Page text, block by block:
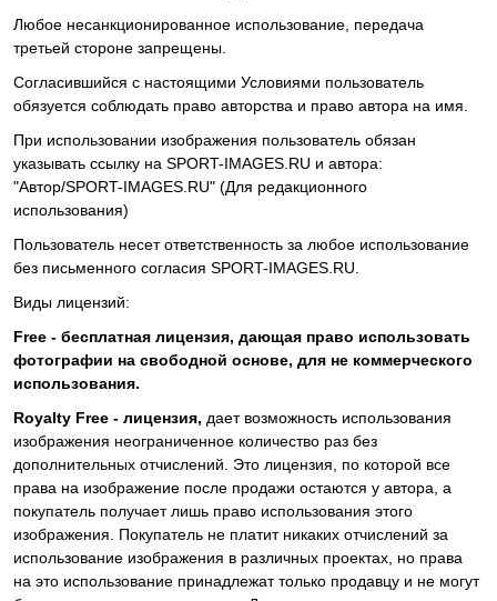
Любое несанкционированное использование, передача
третьей стороне запрещены.
Согласившийся с настоящими Условиями пользователь
обязуется соблюдать право авторства и право автора на имя.
При использовании изображения пользователь обязан
указывать ссылку на SPORT-IMAGES.RU и автора:
"Автор/SPORT-IMAGES.RU" (Для редакционного
использования)
Пользователь несет ответственность за любое использование
без письменного согласия SPORT-IMAGES.RU.
Виды лицензий:
Free - бесплатная лицензия, дающая право использовать
фотографии на свободной основе, для не коммерческого
использования.
Royalty Free - лицензия, дает возможность использования
изображения неограниченное количество раз без
дополнительных отчислений. Это лицензия, по которой все
права на изображение после продажи остаются у автора, а
покупатель получает лишь право использования этого
изображения. Покупатель не платит никаких отчислений за
использование изображения в различных проектах, но права
на это использование принадлежат только продавцу и не могут